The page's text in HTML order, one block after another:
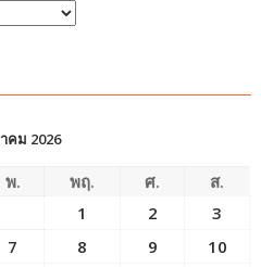
คม 2026
พ. พฤ. ศ.
ส.
1
2
3
7 8 9
10